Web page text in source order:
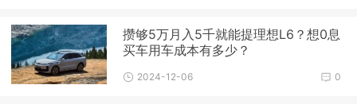
攒够5万月入5千就能提理想L6？想0息
买车用车成本有多少？
0
2024-12-06